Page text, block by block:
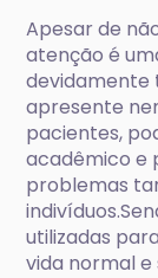
Apesar de
atenção é
devidamente
apresente
pacientes,
acadêmico e
problemas
utilizadas
vida normal e